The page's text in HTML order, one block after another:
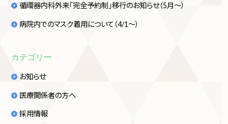
循環器内科外来「完全予約制」移行のお知らせ（5月～）
病院内でのマスク着用について（4/1～）
カテゴリー
お知らせ
医療関係者の方へ
採用情報